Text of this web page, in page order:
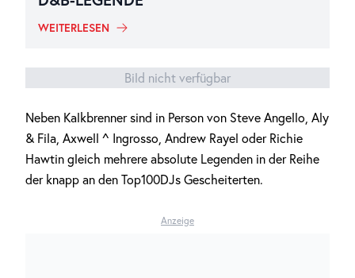
WEITERLESEN
Bild nicht verfügbar
Neben Kalkbrenner sind in Person von Steve Angello, Aly
& Fila, Axwell ^ Ingrosso, Andrew Rayel oder Richie
Hawtin gleich mehrere absolute Legenden in der Reihe
der knapp an den Top100DJs Gescheiterten.
Anzeige